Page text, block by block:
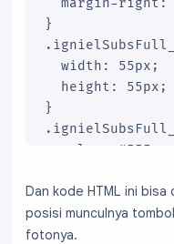
}
  width: 55px;
  height: 55px;
}
  color: #555;
line-height:
}
Dan kode HTML ini
posisi munculnya
fotonya.